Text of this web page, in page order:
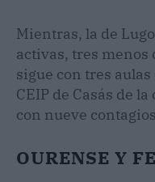
Mientras, la de
activas, tres
sigue con tres
CEIP de Casás de
con nueve
OURENSE Y